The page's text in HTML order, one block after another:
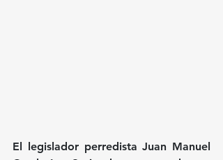
El legislador perredista Juan Manuel